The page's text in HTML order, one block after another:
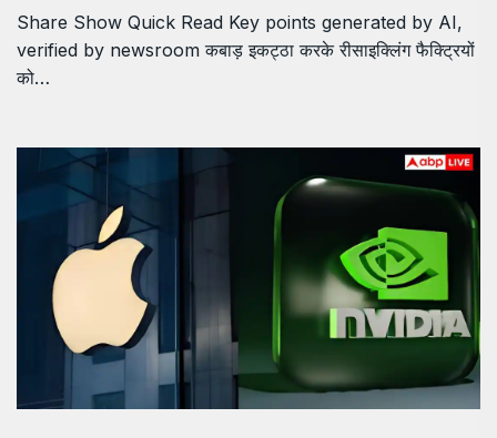
Share Show Quick Read Key points generated by AI,
verified by newsroom कबाड़ इकट्ठा करके रीसाइक्लिंग फैक्ट्रियों
को…